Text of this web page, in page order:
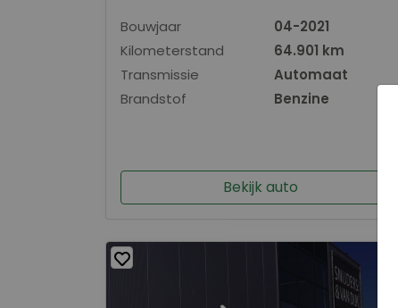
Bouwjaar
04-2021
Kilometerstand
64.901 km
Transmissie
Automaat
Brandstof
Benzine
Bekijk auto